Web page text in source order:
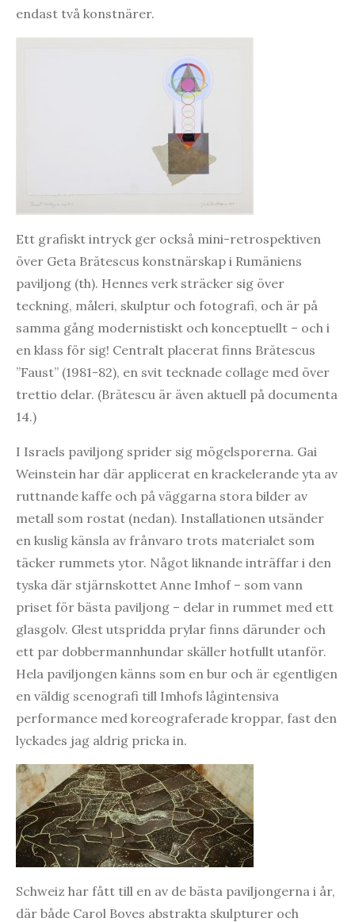
endast två konstnärer.
Ett grafiskt intryck ger också mini-retrospektiven
över Geta Brătescus konstnärskap i Rumäniens
paviljong (th). Hennes verk sträcker sig över
teckning, måleri, skulptur och fotografi, och är på
samma gång modernistiskt och konceptuellt – och i
en klass för sig! Centralt placerat finns Brătescus
”Faust” (1981-82), en svit tecknade collage med över
trettio delar. (Brătescu är även aktuell på documenta
14.)
I Israels paviljong sprider sig mögelsporerna. Gai
Weinstein har där applicerat en krackelerande yta av
ruttnande kaffe och på väggarna stora bilder av
metall som rostat (nedan). Installationen utsänder
en kuslig känsla av frånvaro trots materialet som
täcker rummets ytor. Något liknande inträffar i den
tyska där stjärnskottet Anne Imhof – som vann
priset för bästa paviljong – delar in rummet med ett
glasgolv. Glest utspridda prylar finns därunder och
ett par dobbermannhundar skäller hotfullt utanför.
Hela paviljongen känns som en bur och är egentligen
en väldig scenografi till Imhofs lågintensiva
performance med koreograferade kroppar, fast den
lyckades jag aldrig pricka in.
Schweiz har fått till en av de bästa paviljongerna i år,
där både Carol Boves abstrakta skulpturer och